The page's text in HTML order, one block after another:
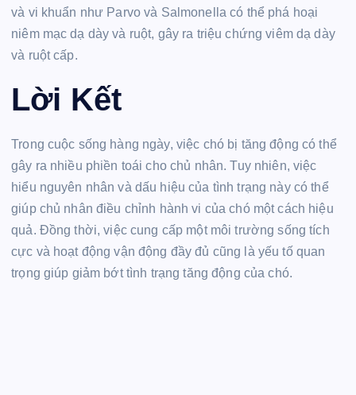
và vi khuẩn như Parvo và Salmonella có thể phá hoại
niêm mạc dạ dày và ruột, gây ra triệu chứng viêm dạ dày
và ruột cấp.
Lời Kết
Trong cuộc sống hàng ngày, việc chó bị tăng động có thể
gây ra nhiều phiền toái cho chủ nhân. Tuy nhiên, việc
hiểu nguyên nhân và dấu hiệu của tình trạng này có thể
giúp chủ nhân điều chỉnh hành vi của chó một cách hiệu
quả. Đồng thời, việc cung cấp một môi trường sống tích
cực và hoạt động vận động đầy đủ cũng là yếu tố quan
trọng giúp giảm bớt tình trạng tăng động của chó.